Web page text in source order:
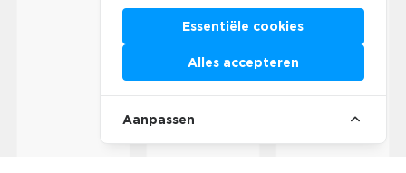
Essentiële cookies
Alles accepteren
Aanpassen